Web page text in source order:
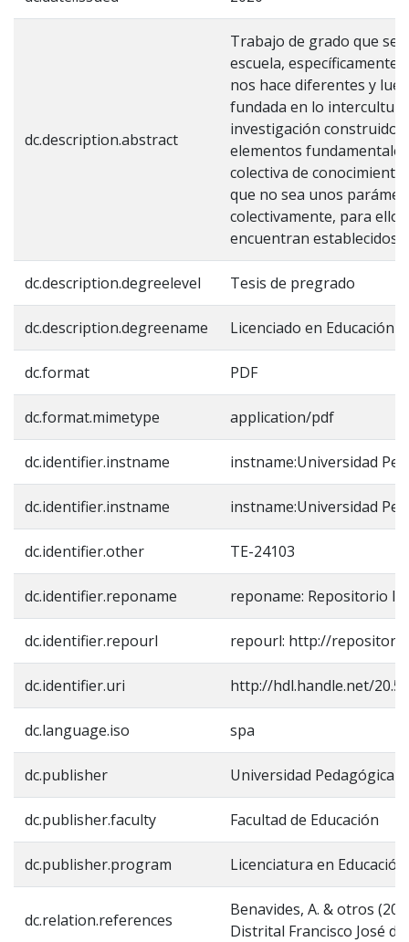
dc.description.abstract
Trabajo de grado que se
escuela, específicamente
nos hace diferentes y
fundada en lo
investigación
elementos
colectiva de
que no sea unos
colectivamente, para ello
encuentran establecidos
dc.description.degreelevel Tesis de pregrado
dc.description.degreename Licenciado en Educación
dc.format PDF
dc.format.mimetype application/pdf
dc.identifier.instname instname:Universidad
dc.identifier.instname instname:Universidad
dc.identifier.other TE-24103
dc.identifier.reponame reponame: Repositorio
dc.identifier.repourl repourl: http://
dc.identifier.uri http://hdl.handle.net/
dc.language.iso spa
dc.publisher Universidad Pedagógica
dc.publisher.faculty Facultad de Educación
dc.publisher.program Licenciatura en
dc.relation.references
Benavides, A. & otros
Distrital Francisco José de